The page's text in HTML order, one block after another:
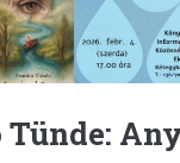
Tünde: